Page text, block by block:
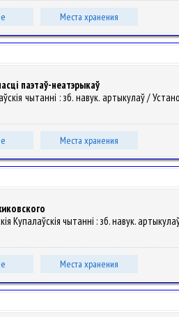
Места хранения
паэтаў-неатэрыкаў
чытанні : зб. навук. артыкулаў /
Места хранения
Купалаўскія чытанні : зб. навук.
Места хранения